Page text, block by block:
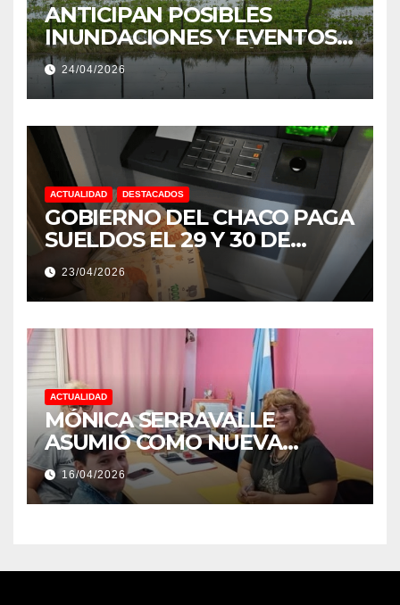
ANTICIPAN POSIBLES
INUNDACIONES Y EVENTOS
EXTREMOS: “PODRÍA SER UN
NIÑO MUY IMPORTANTE”
24/04/2026
ACTUALIDAD DESTACADOS
GOBIERNO DEL CHACO PAGA
SUELDOS EL 29 Y 30 DE
ABRIL, CON EL 2% DE
AUMENTO
23/04/2026
ACTUALIDAD
MÓNICA SERRAVALLE
ASUMIÓ COMO NUEVA
DIRECTORA DEL E.E.S. N° 82
«RENÉ FAVALORO» DE
BASAIL.
16/04/2026